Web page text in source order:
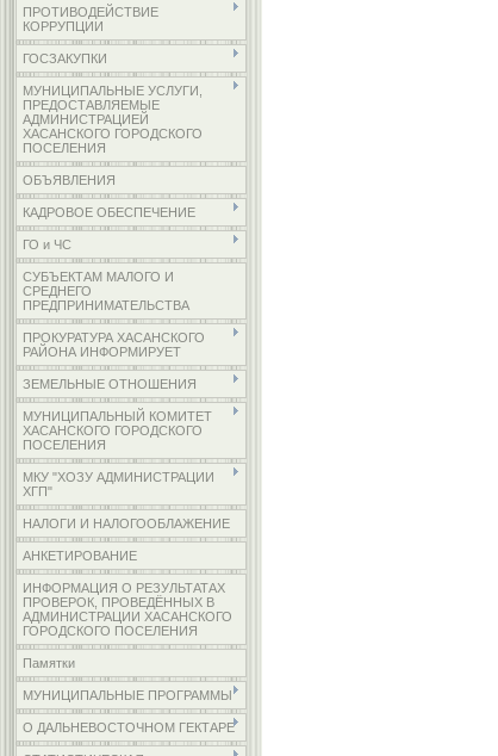
ПРОТИВОДЕЙСТВИЕ
КОРРУПЦИИ
ГОСЗАКУПКИ
МУНИЦИПАЛЬНЫЕ УСЛУГИ,
ПРЕДОСТАВЛЯЕМЫЕ
АДМИНИСТРАЦИЕЙ
ХАСАНСКОГО ГОРОДСКОГО
ПОСЕЛЕНИЯ
ОБЪЯВЛЕНИЯ
КАДРОВОЕ ОБЕСПЕЧЕНИЕ
ГО и ЧС
СУБЪЕКТАМ МАЛОГО И
СРЕДНЕГО
ПРЕДПРИНИМАТЕЛЬСТВА
ПРОКУРАТУРА ХАСАНСКОГО
РАЙОНА ИНФОРМИРУЕТ
ЗЕМЕЛЬНЫЕ ОТНОШЕНИЯ
МУНИЦИПАЛЬНЫЙ КОМИТЕТ
ХАСАНСКОГО ГОРОДСКОГО
ПОСЕЛЕНИЯ
МКУ "ХОЗУ АДМИНИСТРАЦИИ
ХГП"
НАЛОГИ И НАЛОГООБЛАЖЕНИЕ
АНКЕТИРОВАНИЕ
ИНФОРМАЦИЯ О РЕЗУЛЬТАТАХ
ПРОВЕРОК, ПРОВЕДЁННЫХ В
АДМИНИСТРАЦИИ ХАСАНСКОГО
ГОРОДСКОГО ПОСЕЛЕНИЯ
Памятки
МУНИЦИПАЛЬНЫЕ ПРОГРАММЫ
О ДАЛЬНЕВОСТОЧНОМ ГЕКТАРЕ